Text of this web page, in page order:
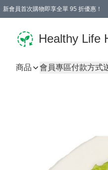
新會員首次購物即享全單 95 折優惠！
Healthy Life
商品 會員專區付款方式